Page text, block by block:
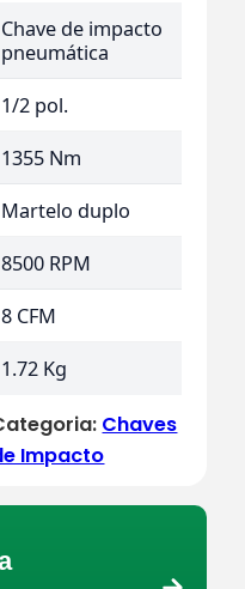
Chave de impacto
pneumática
1/2 pol.
1355 Nm
Martelo duplo
8500 RPM
8 CFM
1.72 Kg
Chaves
Impacto